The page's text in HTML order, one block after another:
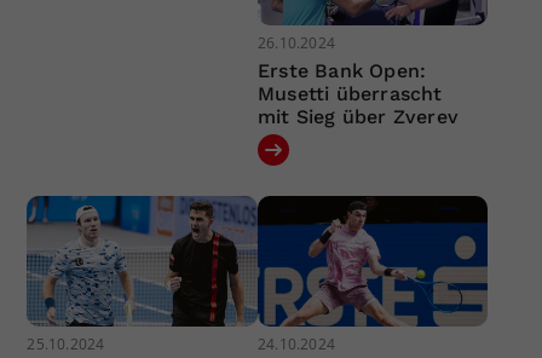
26.10.2024
Erste Bank Open:
Musetti überrascht
mit Sieg über Zverev
25.10.2024 24.10.2024